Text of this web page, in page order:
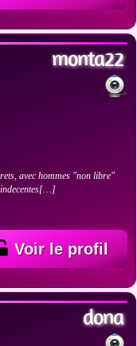
monta22
avec hommes "non libre"
indecentes[…]
Voir le profil
dona